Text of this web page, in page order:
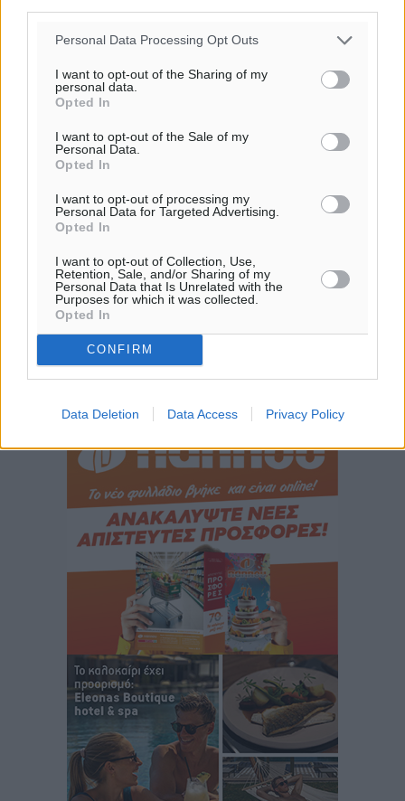
Personal Data Processing Opt Outs
I want to opt-out of the Sharing of my
personal data.
Opted In
I want to opt-out of the Sale of my
Personal Data.
Opted In
I want to opt-out of processing my
Personal Data for Targeted Advertising.
Opted In
I want to opt-out of Collection, Use,
Retention, Sale, and/or Sharing of my
Personal Data that Is Unrelated with the
Purposes for which it was collected.
Opted In
CONFIRM
Data Deletion Data Access Privacy Policy
Στο Επιμελητήριο Δωδεκανήσου σήμερα ο Πρέσβης
Τοπικές Ειδήσεις• πριν 6 ώρες
To δημογραφικό πρόβλημα στα νησιά κυριάρχησε στη
συνάντηση του Φώτη Μάγγου με τον πρόεδρο της
HOPEgenesis
Τοπικές Ειδήσεις• πριν 6 ώρες
ΠΑΟΚ Ρόδου: Επιστροφή Τοντόροβ και άνοιγμα προς
πριν 6 ώρες
είναι μόνο η αρχή
Τοπικές Ειδήσεις• πριν 6 ώρες
Κικίλιας: Μειώθηκαν κατά 34% οι μεταναστευτικές
ροές στα θαλάσσια σύνορα
• πριν 6 ώρες
Κως: Γερμανός τουρίστας κέρδισε αποζημίωση 900
ευρώ επειδή δεν βρήκε ξαπλώστρες στις
οικογενειακές διακοπές του
Τοπικές Ειδήσεις• πριν 6 ώρες
Ο γεωεντοπισμός μέσω 112 «έσωσε» Δανό περιπατητή
Τοπικές Ειδήσεις• πριν 6 ώρες
Σύμη: Ανασύρθηκε σορός άνδρα – Εξετάζεται αν είναι